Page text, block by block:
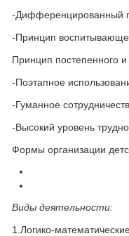
-Дифференцированный
-Принцип
Принцип постепенного
-Поэтапное
-Гуманное
-Высокий уровень
Формы организации
Виды деятельности:
1.Логико-